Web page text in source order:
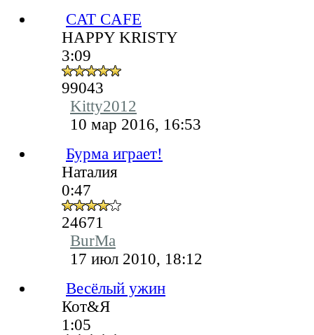
CAT CAFE
HAPPY KRISTY
3:09
99043
Kitty2012
10 мар 2016, 16:53
Бурма играет!
Наталия
0:47
24671
BurMa
17 июл 2010, 18:12
Весёлый ужин
Кот&Я
1:05